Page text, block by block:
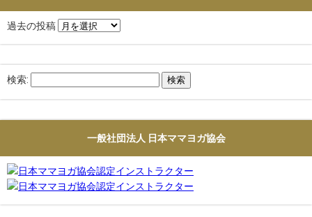
過去の投稿
検索:
一般社団法人 日本ママヨガ協会